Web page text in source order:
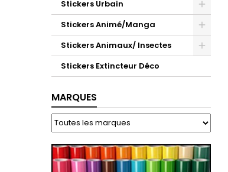
Stickers Urbain
Stickers Animé/Manga
Stickers Animaux/ Insectes
Stickers Extincteur Déco
MARQUES